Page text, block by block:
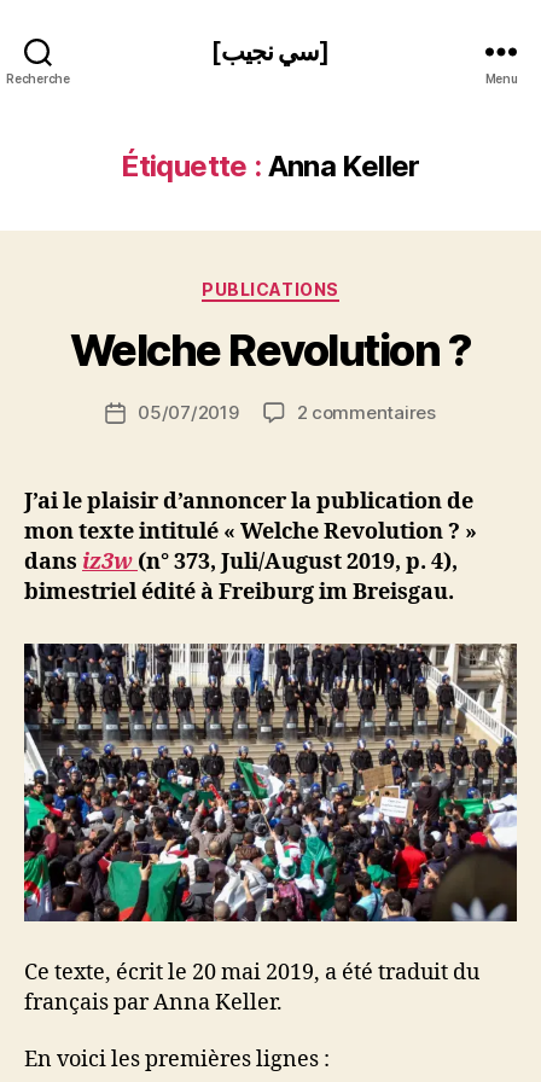
Recherche
[سي نجيب]
Menu
Étiquette : Anna Keller
Catégories
PUBLICATIONS
Welche Revolution ?
Auteur
de
P
a
S
N
ji
b
Date05/07/2019 2 commentairessur
J’ai le plaisir d’annoncer la publication de
mon texte intitulé « Welche Revolution ? »
dans iz3w (n° 373, Juli/August 2019, p. 4),
bimestriel édité à Freiburg im Breisgau.
Ce texte, écrit le 20 mai 2019, a été traduit du
français par Anna Keller.
En voici les premières lignes :